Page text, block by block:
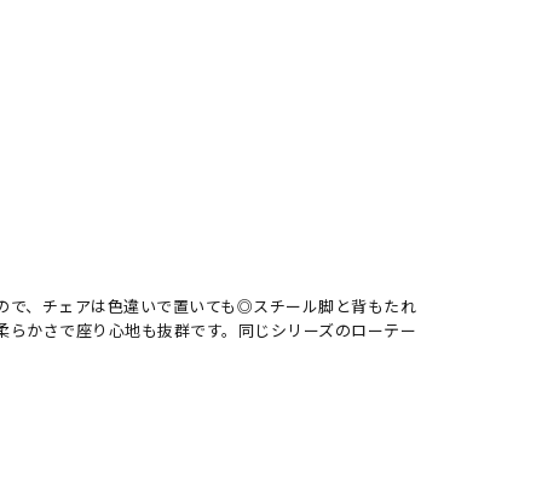
で、チェアは色違いで置いても◎スチール脚と背もたれ
かさで座り心地も抜群です。同じシリーズのローテー